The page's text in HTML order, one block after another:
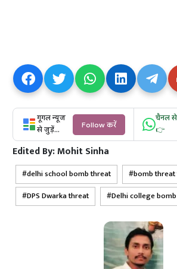
गूगल न्यूज
से जुड़ें...
Follow करें
चैनल
👉
Edited By:Mohit Sinha
delhi school bomb threat
bomb
DPS Dwarka threat
Delhi college